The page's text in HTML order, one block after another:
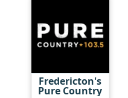
Fredericton's
Pure Country